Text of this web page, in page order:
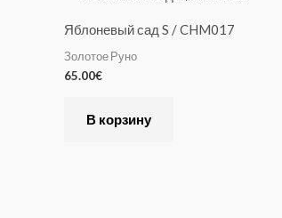
t
i
v
Яблоневый сад S / CHM017
Золотое Руно
65.00€
В корзину